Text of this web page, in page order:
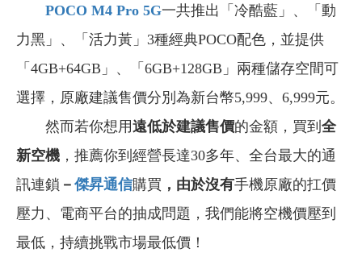
POCO M4 Pro 5G一共推出「冷酷藍」、「動
力黑」、「活力黃」3種經典POCO配色，並提供
「4GB+64GB」、「6GB+128GB」兩種儲存空間可
選擇，原廠建議售價分別為新台幣5,999、6,999元。
然而若你想用遠低於建議售價的金額，買到 全
新空機 ，推薦你到經營長達30多年、全台最大的通
訊連鎖 － 傑昇通信購買 ，由於沒有手機原廠的扛價
壓力、電商平台的抽成問題，我們能將空機價壓到
最低，持續挑戰市場最低價！